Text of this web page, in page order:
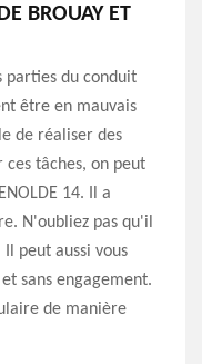
BROUAY ET
parties du conduit
être en mauvais
de réaliser des
tâches, on peut
14. Il a
N'oubliez pas qu'il
peut aussi vous
sans engagement.
de manière